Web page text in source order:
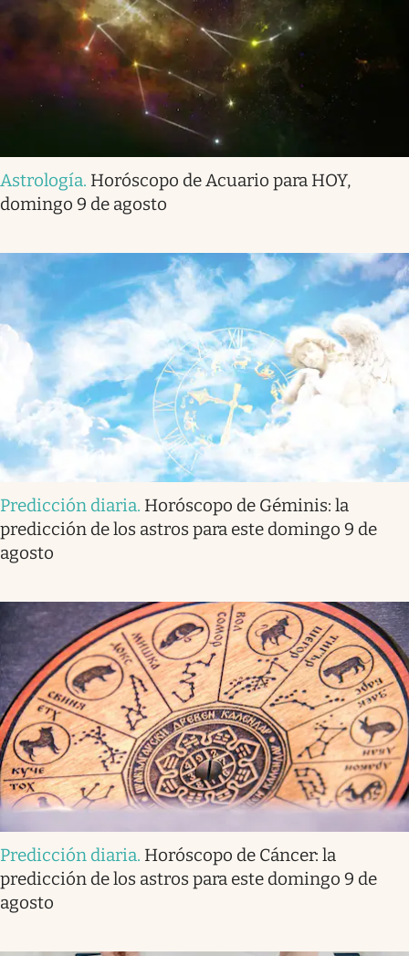
Astrología. Horóscopo de Acuario para HOY,
domingo 9 de agosto
Predicción diaria. Horóscopo de Géminis: la
predicción de los astros para este domingo 9 de
agosto
Predicción diaria. Horóscopo de Cáncer: la
predicción de los astros para este domingo 9 de
agosto